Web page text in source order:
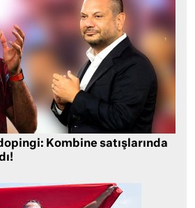
Kombine satışlarında